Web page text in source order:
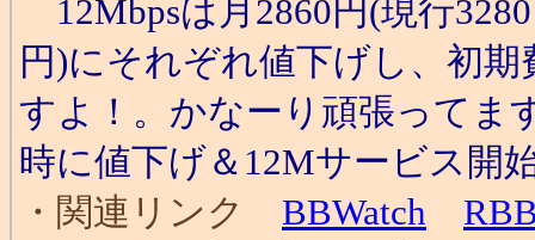
12Mbpsは月2860円(現行
円)にそれぞれ値下げし、初
すよ！。かなーり頑張ってま
時に値下げ＆12Mサービス開
・関連リンク BBWatch